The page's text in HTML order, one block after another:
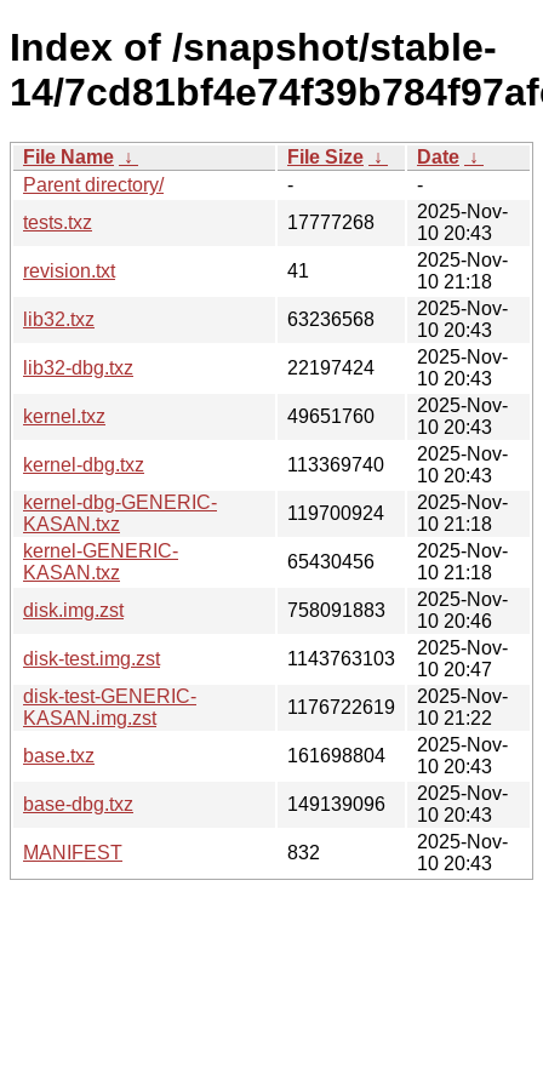
Index of /snapshot/stable-
14/
File Name ↓ File Size ↓ Date ↓
Parent directory/
-
-
tests.txz
17777268
2025-Nov-
10 20:43
revision.txt
41
2025-Nov-
10 21:18
lib32.txz
63236568
2025-Nov-
10 20:43
lib32-dbg.txz
22197424
2025-Nov-
10 20:43
kernel.txz
49651760
2025-Nov-
10 20:43
kernel-dbg.txz
113369740
2025-Nov-
10 20:43
kernel-dbg-GENERIC-
KASAN.txz
119700924
2025-Nov-
10 21:18
kernel-GENERIC-
KASAN.txz
65430456
2025-Nov-
10 21:18
disk.img.zst
758091883
2025-Nov-
10 20:46
disk-test.img.zst
1143763103
2025-Nov-
10 20:47
disk-test-GENERIC-
KASAN.img.zst
1176722619
2025-Nov-
10 21:22
base.txz
161698804
2025-Nov-
10 20:43
base-dbg.txz
149139096
2025-Nov-
10 20:43
MANIFEST
832
2025-Nov-
10 20:43